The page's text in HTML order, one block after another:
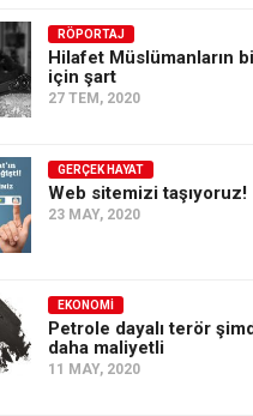
RÖPORTAJ
Hilafet Müslümanların
için şart
27 TEM, 2020
GERÇEK HAYAT
Web sitemizi taşıyoruz!
23 MAY, 2020
EKONOMI
Petrole dayalı terör
daha maliyetli
11 MAY, 2020